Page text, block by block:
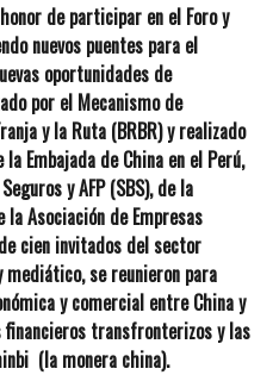
de participar en el Foro y
nuevos puentes para el
oportunidades de
por el Mecanismo de
y la Ruta (BRBR) y realizado
Embajada de China en el Perú,
y AFP (SBS), de la
la Asociación de Empresas
cien invitados del sector
se reunieron para
y comercial entre China y
financieros transfronterizos y las
(la monera china).